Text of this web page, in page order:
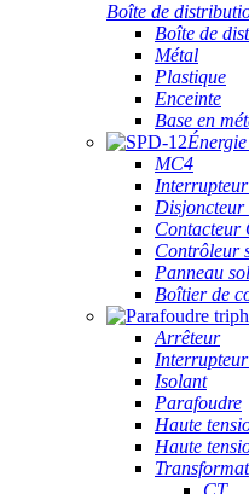
Boîte de
Boîte de
Métal
Plastique
Enceinte
Base en
MC4
Disjoncteur
Contacteur
Contrôleur
Panneau
Boîtier de
Arrêteur
Isolant
Parafoudre
Haute
Haute
CT